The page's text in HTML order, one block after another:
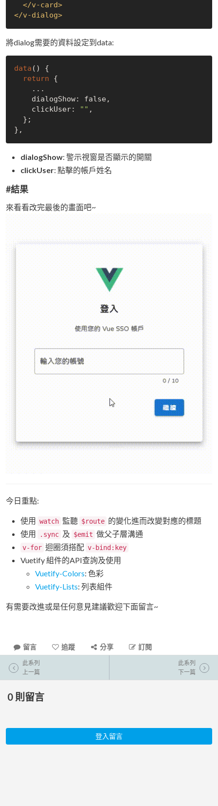
</v-card>
</v-dialog>
將dialog需要的資料設定到data:
data () {
return {
    dialogShow:
false,
    clickUser:
"" ,
dialogShow: 警示視窗是否顯示的開關
clickUser: 點擊的帳戶姓名
#結果
來看看改完最後的畫面吧~
今日重點:
使用 watch 監聽 $route 的變化進而改變對應的標題
使用
.sync 及 $emit 做父子層溝通
v-for 迴圈須搭配 v-bind:key
Vuetify 組件的API查詢及使用
Vuetify-Colors: 色彩
Vuetify-Lists: 列表組件
有需要改進或是任何意見建議歡迎下面留言~
留言 追蹤 分享 訂閱
此系列
上一篇
此系列
下一篇
0 則留言
登入留言